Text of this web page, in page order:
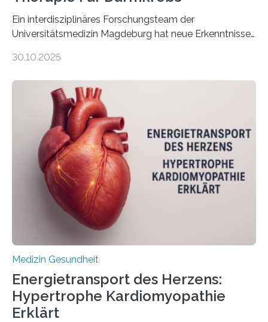
Ein interdisziplinäres Forschungsteam der
Universitätsmedizin Magdeburg hat neue Erkenntnisse
behandelt werden kann. In ihrer aktuellen Studie,
Oncology, zeigen die Forschenden, dass Mini-Tumore
aus Gewebe von Patientinnen und Patienten –
sogenannte Organoide – genutzt werden können, um
vorab zu prüfen, welche Medikamente am besten
wirken. Dabei wurde ein Eiweiß identifiziert, das künftig
als Biomarker für die Wahl der passenden Therapie
dienen könnte. Darmkrebs zählt weltweit zu den
häufigsten Krebsarten und stellt…
30.10.2025
Medizin Gesundheit
Energietransport des Herzens:
Hypertrophe Kardiomyopathie
Erklärt